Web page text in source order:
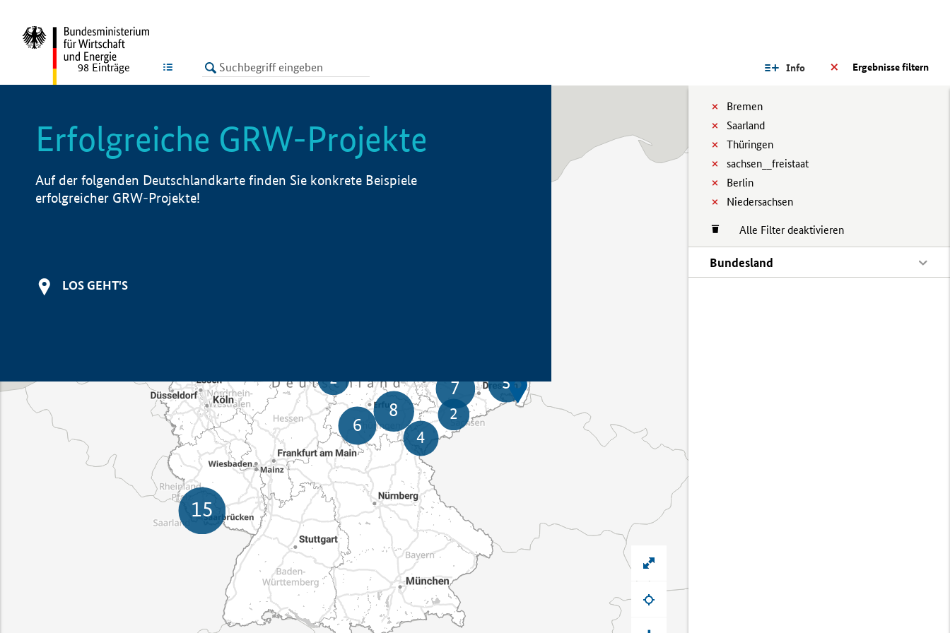
LISTE Ergebnisse filtern
Info
Bremen
Saarland
Thüringen
sachsen__freistaat
Berlin
Niedersachsen
Alle Filter deaktivieren
Bundesland
98 Einträge
Erfolgreiche GRW-Projekte
Auf der folgenden Deutschlandkarte finden Sie konkrete Beispiele
erfolgreicher GRW-Projekte!
LOS GEHT'S